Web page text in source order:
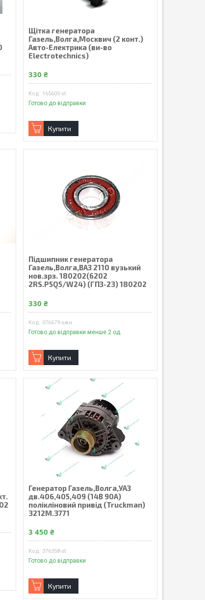
Щітка генератора
Газель,Волга,Москвич (2 конт.)
Авто-Електрика (ви-во
Electrotechnics)
330 ₴
165605-st
Готово до відправки
Купити
Пiдшипник генератора
Газель,Волга,ВАЗ 2110 вузький
нов.зрз. 180202(6202
2RS.P5Q5/W24) (ГПЗ-23) 180202
330 ₴
076679-sжн
Готово до відправки менше 2 од.
Купити
Генератор Газель,Волга,УАЗ
дв.406,405,409 (14В 90А)
полiклiновий привiд (Truckman)
3212М.3771
3 450 ₴
376358-st
Готово до відправки
Купити